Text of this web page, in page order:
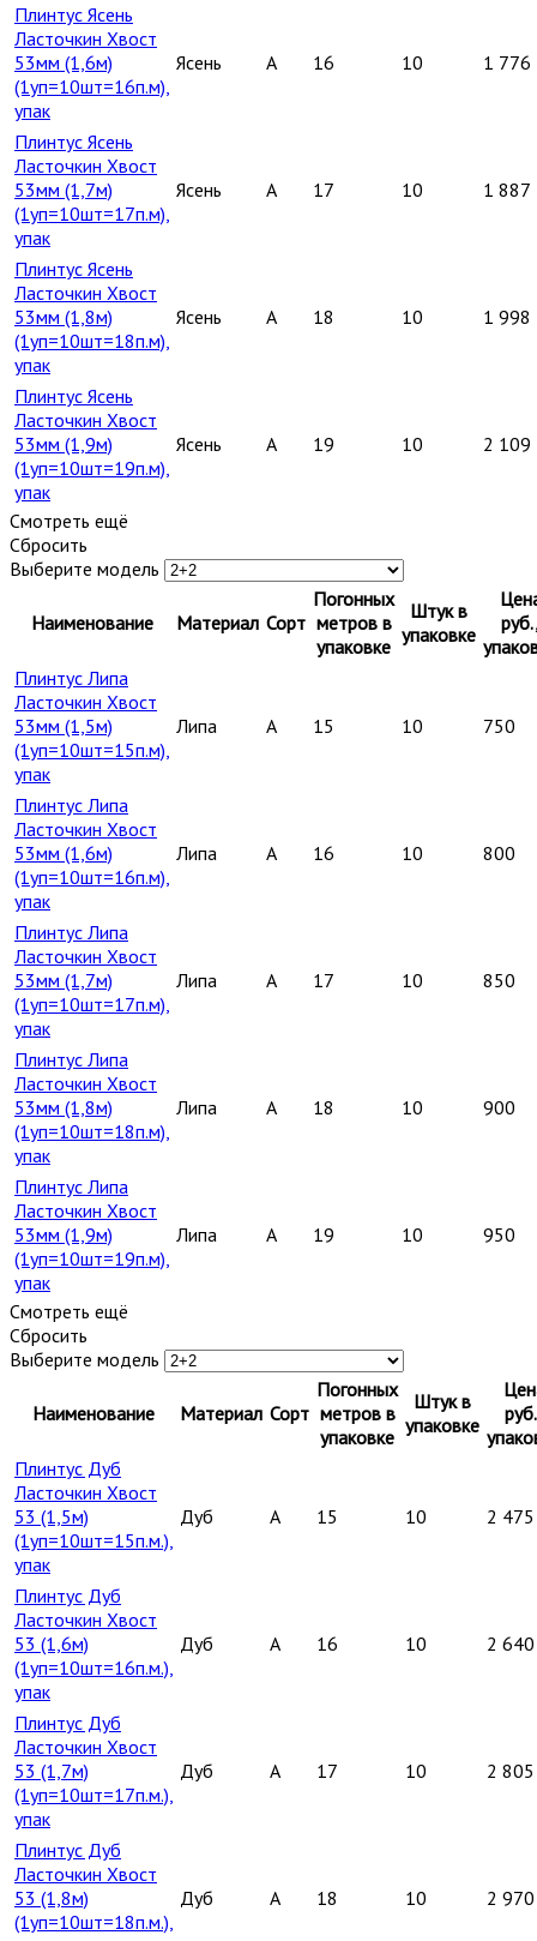
Плинтус Ясень
Ласточкин Хвост
53мм (1,6м)
(1уп=10шт=16п.м),
упак
Ясень A 16 10 1 776
Плинтус Ясень
Ласточкин Хвост
53мм (1,7м)
(1уп=10шт=17п.м),
упак
Ясень A 17 10 1 887
Плинтус Ясень
Ласточкин Хвост
53мм (1,8м)
(1уп=10шт=18п.м),
упак
Ясень A 18 10 1 998
Плинтус Ясень
Ласточкин Хвост
53мм (1,9м)
(1уп=10шт=19п.м),
упак
Ясень A 19 10 2 109
Смотреть ещё
Сбросить
Выберите модель
Наименование Материал Сорт
Погонных
метров в
упаковке
Штук в
упаковке
Плинтус Липа
Ласточкин Хвост
53мм (1,5м)
(1уп=10шт=15п.м),
упак
Липа A 15 10 750
Плинтус Липа
Ласточкин Хвост
53мм (1,6м)
(1уп=10шт=16п.м),
упак
Липа A 16 10 800
Плинтус Липа
Ласточкин Хвост
53мм (1,7м)
(1уп=10шт=17п.м),
упак
Липа A 17 10 850
Плинтус Липа
Ласточкин Хвост
53мм (1,8м)
(1уп=10шт=18п.м),
упак
Липа A 18 10 900
Плинтус Липа
Ласточкин Хвост
53мм (1,9м)
(1уп=10шт=19п.м),
упак
Липа A 19 10 950
Смотреть ещё
Сбросить
Выберите модель
Наименование Материал Сорт
Погонных
метров в
упаковке
Штук в
упаковке
Плинтус Дуб
Ласточкин Хвост
53 (1,5м)
(1уп=10шт=15п.м.),
упак
Дуб A 15 10 2 475
Плинтус Дуб
Ласточкин Хвост
53 (1,6м)
(1уп=10шт=16п.м.),
упак
Дуб A 16 10 2 640
Плинтус Дуб
Ласточкин Хвост
53 (1,7м)
(1уп=10шт=17п.м.),
упак
Дуб A 17 10 2 805
Плинтус Дуб
Ласточкин Хвост
53 (1,8м)
(1уп=10шт=18п.м.),
Дуб A 18 10 2 970